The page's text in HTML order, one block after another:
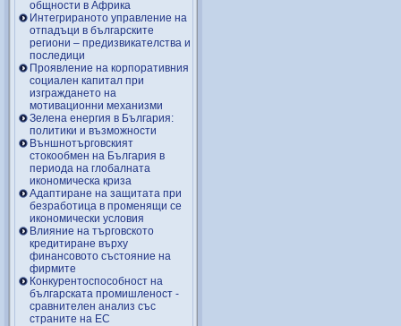
общности в Африка
Интегрираното управление на
отпадъци в българските
региони – предизвикателства и
последици
Проявление на корпоративния
социален капитал при
изграждането на
мотивационни механизми
Зелена енергия в България:
политики и възможности
Външнотърговският
стокообмен на България в
периода на глобалната
икономическа криза
Адаптиране на защитата при
безработица в променящи се
икономически условия
Влияние на търговското
кредитиране върху
финансовото състояние на
фирмите
Конкурентоспособност на
българската промишленост -
сравнителен анализ със
страните на ЕС